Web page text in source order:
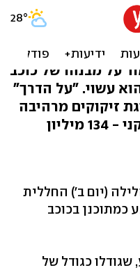
נאס"א
שביט
על מבנהו של כוכב
עשוי. "על הדרך"
זיקוקים מרהיבה
לרגל יום העצמאות האמריקני - 134 מיליון
(יום ב') החללית
כמתוכנן בכוכב
כגודל של